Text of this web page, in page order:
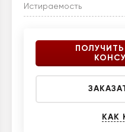
Истираемость
КАК